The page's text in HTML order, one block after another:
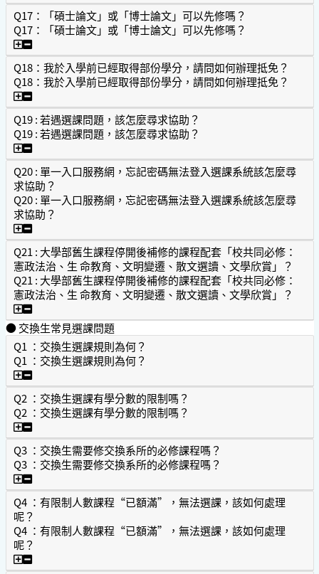
Q17：「碩士論文」或「博士論文」可以先修嗎？
Q17：「碩士論文」或「博士論文」可以先修嗎？
Q17：「碩士論文」或「博士論文」可以先修嗎？
Q18：我於入學前已經取得部份學分，請問如何辦理抵免？
Q18：我於入學前已經取得部份學分，請問如何辦理抵免？
Q18：我於入學前已經取得部份學分，請問如何辦理抵免？
Q19 : 若遇選課問題，該怎麼尋求協助？
Q19 : 若遇選課問題，該怎麼尋求協助？
Q19 : 若遇選課問題，該怎麼尋求協助？
Q20 : 單一入口服務網，忘記密碼無法登入選課系統該怎麼尋
求協助？
Q20 : 單一入口服務網，忘記密碼無法登入選課系統該怎麼尋
求協助？
Q20 : 單一入口服務網，忘記密碼無法登入選課系統該怎麼尋
Q21 : 大學部舊生課程停開後補修的課程配套「校共同必修：
憲政法治、生 命教育、文明變遷、散文選讀、文學欣賞」？
Q21 : 大學部舊生課程停開後補修的課程配套「校共同必修：
憲政法治、生 命教育、文明變遷、散文選讀、文學欣賞」？
Q21 : 大學部舊生課程停開後補修的課程配套「校共同必修
● 交換生常見選課問題
Q1 ：交換生選課規則為何？
Q1 ：交換生選課規則為何？
Q1 ：交換生選課規則為何？
Q2 ：交換生選課有學分數的限制嗎？
Q2 ：交換生選課有學分數的限制嗎？
Q2 ：交換生選課有學分數的限制嗎？
Q3 ：交換生需要修交換系所的必修課程嗎？
Q3 ：交換生需要修交換系所的必修課程嗎？
Q3 ：交換生需要修交換系所的必修課程嗎？
Q4 ：有限制人數課程“已額滿”，無法選課，該如何處理
呢？
Q4 ：有限制人數課程“已額滿”，無法選課，該如何處理
呢？
Q4 ：有限制人數課程“已額滿”，無法選課，該如何處理呢